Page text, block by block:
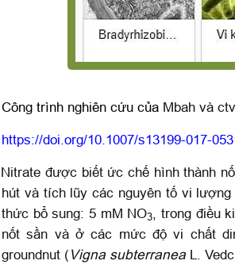
Công trình nghiên cứu của Mbah và
https://doi.org/10.1007/s13199-017-
Nitrate được biết ức chế hình thành
hút và tích lũy các nguyên tố vi
thức bổ sung: 5 mM NO3
, trong điều
nốt sần và ở các mức độ vi chất
groundnut ( Vigna subterranea L.